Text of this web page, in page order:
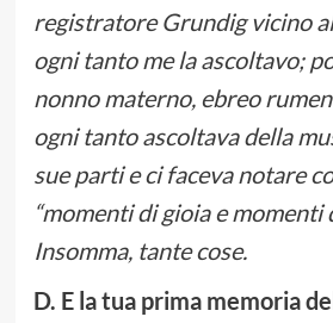
registratore Grundig vicino
ogni tanto me la ascoltavo;
nonno materno, ebreo
ogni tanto ascoltava della
sue parti e ci faceva notare
“momenti di gioia e momenti
Insomma, tante cose.
D. E la tua prima memoria